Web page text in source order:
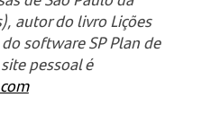
autor do livro Lições
software SP Plan de
pessoal é